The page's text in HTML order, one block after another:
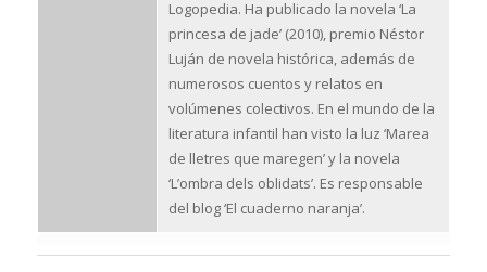
Logopedia. Ha publicado la novela ‘La
princesa de jade’ (2010), premio Néstor
Luján de novela histórica, además de
numerosos cuentos y relatos en
volúmenes colectivos. En el mundo de la
literatura infantil han visto la luz ‘Marea
de lletres que maregen’ y la novela
‘L’ombra dels oblidats’. Es responsable
del blog ‘El cuaderno naranja’.